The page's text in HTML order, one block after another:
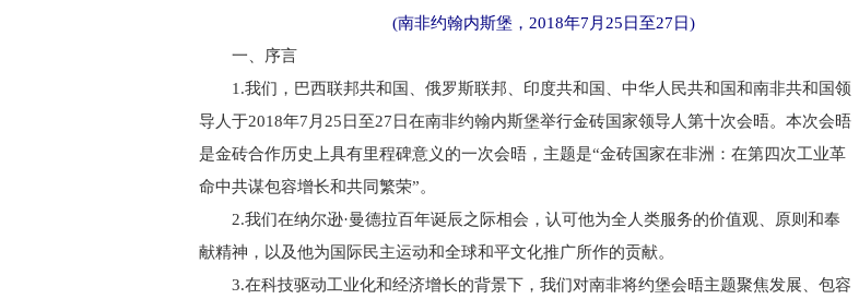
(南非约翰内斯堡，2018年7月25日至27日)
一、序言
1.我们，巴西联邦共和国、俄罗斯联邦、印度共和国、中华人民共和国和南非共和国领
导人于2018年7月25日至27日在南非约翰内斯堡举行金砖国家领导人第十次会晤。本次会晤
是金砖合作历史上具有里程碑意义的一次会晤，主题是“金砖国家在非洲：在第四次工业革
命中共谋包容增长和共同繁荣”。
2.我们在纳尔逊·曼德拉百年诞辰之际相会，认可他为全人类服务的价值观、原则和奉
献精神，以及他为国际民主运动和全球和平文化推广所作的贡献。
3.在科技驱动工业化和经济增长的背景下，我们对南非将约堡会晤主题聚焦发展、包容